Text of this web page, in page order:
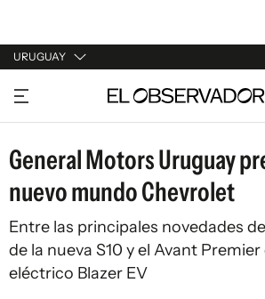
URUGUAY
URUGUAY
ARGENTINA
ESPAÑA
ESTADOS UNIDOS
General Motors Uruguay
nuevo mundo Chevrolet
Entre las principales novedades
de la nueva S10 y el Avant Premier
eléctrico Blazer EV